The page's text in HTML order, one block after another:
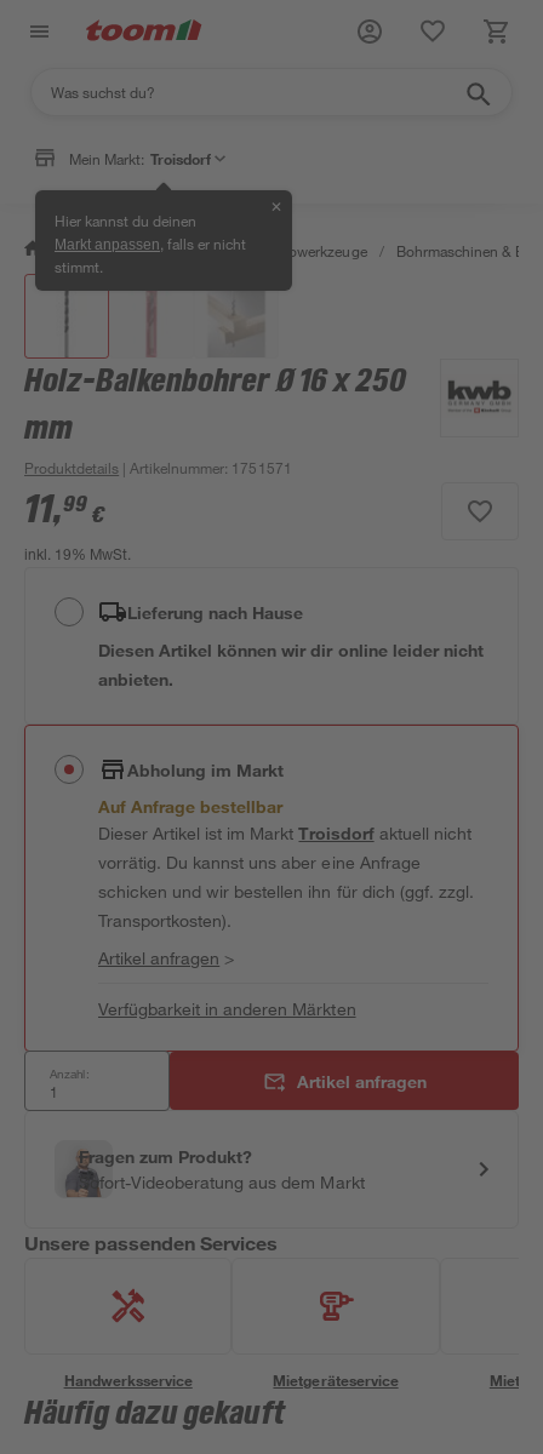
Mein Markt: Troisdorf
Hier kannst du deinen
Markt anpassen , falls er nicht
stimmt.
✕
/ Werkstatt & Maschinen / Elektrowerkzeuge / Bohrmaschinen &
Holz-Balkenbohrer Ø 16 x 250
mm
Produktdetails | Artikelnummer: 1751571
11,99 €
inkl. 19% MwSt.
Lieferung nach Hause
Diesen Artikel können wir dir online leider nicht
anbieten.
Abholung im Markt
Auf Anfrage bestellbar
Dieser Artikel ist im MarktTroisdorfaktuell nicht
vorrätig. Du kannst uns aber eine Anfrage
schicken und wir bestellen ihn für dich (ggf. zzgl.
Transportkosten).
Artikel anfragen >
Verfügbarkeit in anderen Märkten
Anzahl: Artikel anfragen
Fragen zum Produkt?
Sofort-Videoberatung aus dem Markt
Unsere passenden Services
Handwerksservice Mietgeräteservice
Häufig dazu gekauft